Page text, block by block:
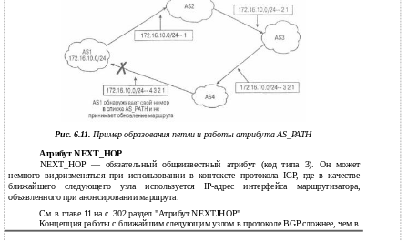
Рис. 6.11. Пример образования петли и работы атрибута AS_PATH
Атрибут NEXT_HOP
NEXT_HOP — обязательный общеизвестный атрибут (код типа 3). Он может
немного видоизменяться при использовании в контексте протокола IGP, где в качестве
ближайшего следующего узла используется IP-адрес интерфейса маршрутизатора,
объявленного при анонсировании маршрута.
См. в главе 11 на с. 302 раздел "Атрибут NEXTJHOP"
Концепция работы с ближайшим следующим узлом в протоколе BGP сложнее, чем в